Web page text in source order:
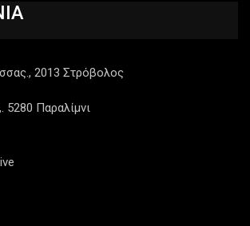
2013 Στρόβολος
5280 Παραλίμνι